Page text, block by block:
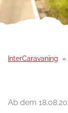
InterCaravaning
Ab dem